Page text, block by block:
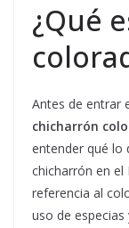
¿Qué
Antes de entrar
chicharrón
entender qué lo
chicharrón en el
referencia al
uso de